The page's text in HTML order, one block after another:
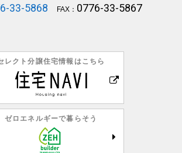
33-5868 FAX： 0776-33-5867
レクト分譲住宅情報はこちら
ゼロエネルギーで暮らそう